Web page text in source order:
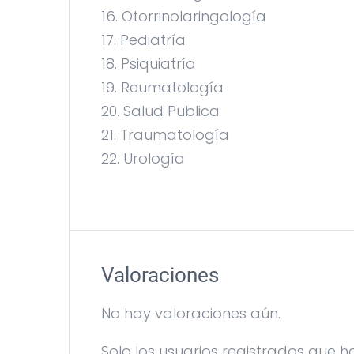
16. Otorrinolaringología
17. Pediatría
18. Psiquiatría
19. Reumatología
20. Salud Publica
21. Traumatología
22. Urología
Valoraciones
No hay valoraciones aún.